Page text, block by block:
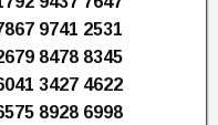
9741 2531
8478 8345
3427 4622
8928 6998